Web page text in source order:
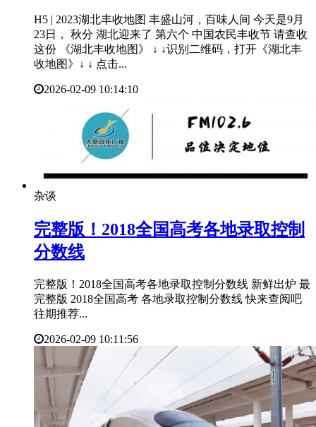
H5 | 2023湖北丰收地图 丰盛山河，百味人间 今天是9月
23日， 秋分 湖北迎来了 第六个 中国农民丰收节 请查收
这份 《湖北丰收地图》 ↓ ↓识别二维码，打开《湖北丰
收地图》↓ ↓ 点击...
2026-02-09 10:14:10
杂谈
​完整版！2018全国高考各地录取控制
分数线
完整版！2018全国高考各地录取控制分数线 新鲜出炉 最
完整版 2018全国高考 各地录取控制分数线 快来查阅吧
往期推荐...
2026-02-09 10:11:56